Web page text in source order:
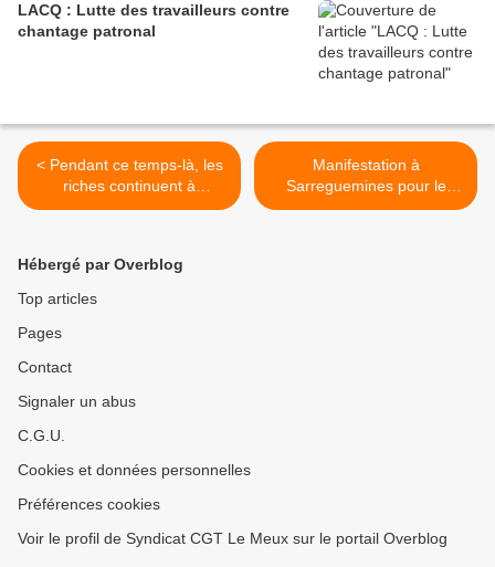
LACQ : Lutte des travailleurs contre
chantage patronal
< Pendant ce temps-là, les
riches continuent à
s’enrichir
Manifestation à
Sarreguemines pour le
maintien des emplois à
Hébergé par Overblog
Top articles
Pages
Contact
Signaler un abus
C.G.U.
Cookies et données personnelles
Préférences cookies
Voir le profil de Syndicat CGT Le Meux sur le portail Overblog